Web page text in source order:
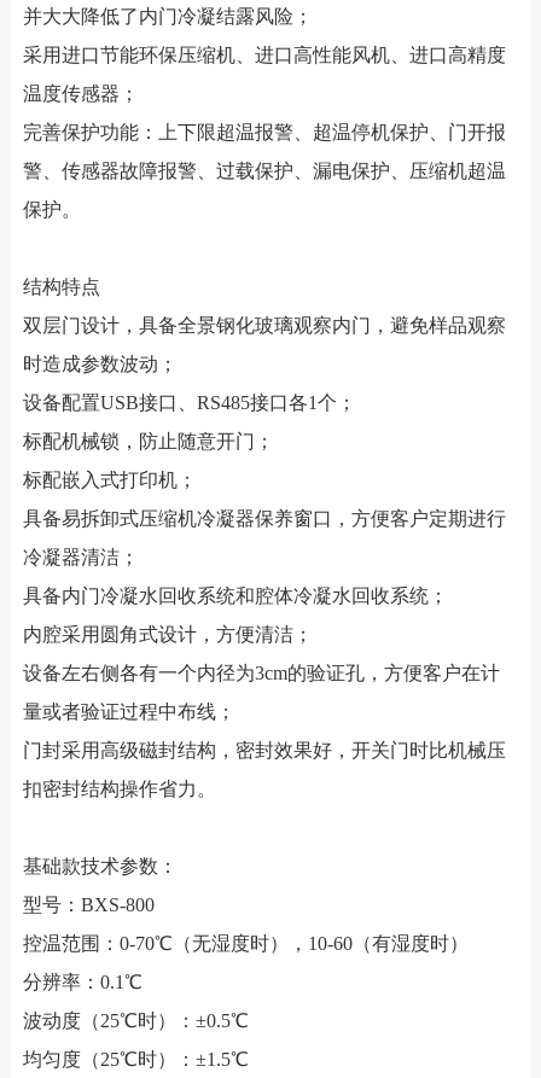
并大大降低了内门冷凝结露风险；
采用进口节能环保压缩机、进口高性能风机、进口高精度
温度传感器；
完善保护功能：上下限超温报警、超温停机保护、门开报
警、传感器故障报警、过载保护、漏电保护、压缩机超温
保护。
结构特点
双层门设计，具备全景钢化玻璃观察内门，避免样品观察
时造成参数波动；
设备配置USB接口、RS485接口各1个；
标配机械锁，防止随意开门；
标配嵌入式打印机；
具备易拆卸式压缩机冷凝器保养窗口，方便客户定期进行
冷凝器清洁；
具备内门冷凝水回收系统和腔体冷凝水回收系统；
内腔采用圆角式设计，方便清洁；
设备左右侧各有一个内径为3cm的验证孔，方便客户在计
量或者验证过程中布线；
门封采用高级磁封结构，密封效果好，开关门时比机械压
扣密封结构操作省力。
基础款技术参数：
型号：BXS-800
控温范围：0-70℃（无湿度时），10-60（有湿度时）
分辨率：0.1℃
波动度（25℃时）：±0.5℃
均匀度（25℃时）：±1.5℃